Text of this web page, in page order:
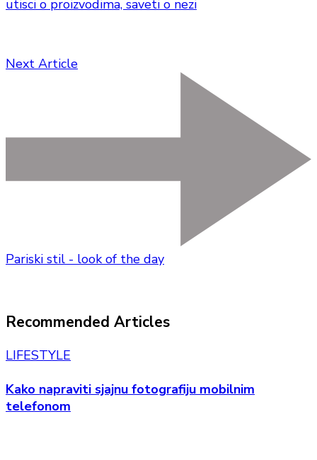
utisci o proizvodima, saveti o nezi
Next Article
Pariski stil - look of the day
Recommended Articles
LIFESTYLE
Kako napraviti sjajnu fotografiju mobilnim
telefonom